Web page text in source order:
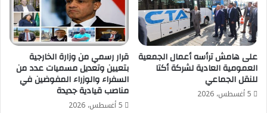
على هامش ترأسه أعمال الجمعية
العمومية العادية لشركة أكتا
للنقل الجماعي
5 أغسطس، 2026
قرار رسمي من وزارة الخارجية
بتعيين وتعديل مسميات عدد من
السفراء والوزراء المفوضين في
مناصب قيادية جديدة
5 أغسطس، 2026